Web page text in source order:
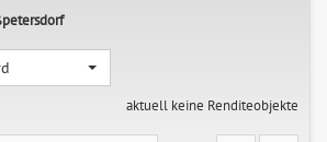
aktuell keine Renditeobjekte